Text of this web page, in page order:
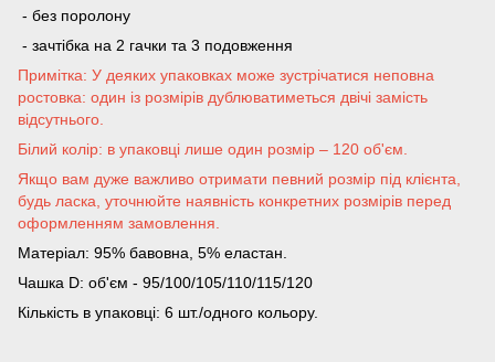
- без поролону
- зачтібка на 2 гачки та 3 подовження
Примітка: У деяких упаковках може зустрічатися неповна
ростовка: один із розмірів дублюватиметься двічі замість
відсутнього.
Білий колір: в упаковці лише один розмір – 120 об'єм.
Якщо вам дуже важливо отримати певний розмір під клієнта,
будь ласка, уточнюйте наявність конкретних розмірів перед
оформленням замовлення.
Матеріал: 95% бавовна, 5% еластан.
Чашка D: об'єм - 95/100/105/110/115/120
Кількість в упаковці: 6 шт./одного кольору.